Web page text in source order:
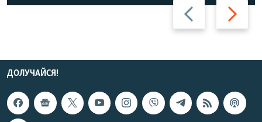
Назад Вперед
ДОЛУЧАЙСЯ!